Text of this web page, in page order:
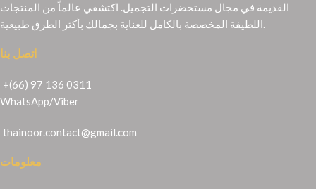
القديمة في مجال مستحضرات التجميل. اكتشفي عالماً من المنتجات
اللطيفة المخصصة بالكامل للعناية بجمالك بأكثر الطرق طبيعية.
اتصل بنا
+(66) 97 136 0311
WhatsApp/Viber
thainoor.contact@gmail.com
معلومات